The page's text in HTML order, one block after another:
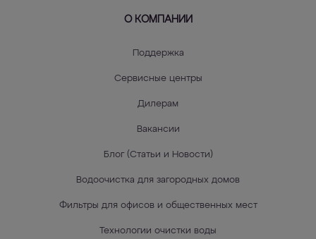
О КОМПАНИИ
Поддержка
Сервисные центры
Дилерам
Вакансии
Блог (Статьи и Новости)
Водоочистка для загородных домов
Фильтры для офисов и общественных мест
Технологии очистки воды